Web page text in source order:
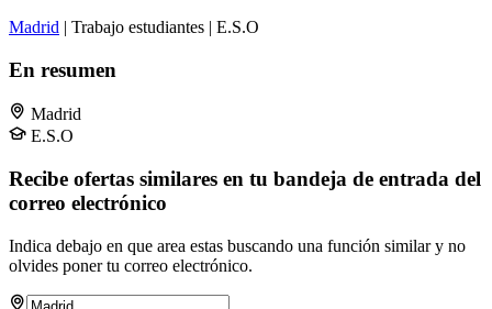
Madrid | Trabajo estudiantes | E.S.O
En resumen
Madrid
E.S.O
Recibe ofertas similares en tu bandeja de entrada del
correo electrónico
Indica debajo en que area estas buscando una función similar y no
olvides poner tu correo electrónico.